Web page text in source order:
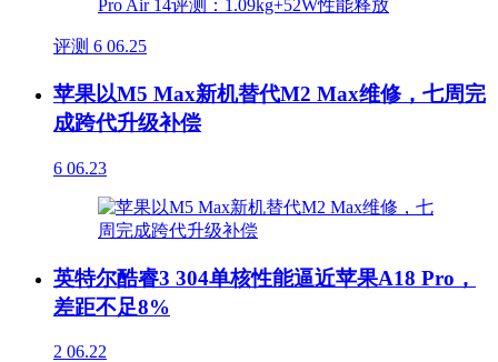
评测 6 06.25
苹果以M5 Max新机替代M2 Max维修，七周完
成跨代升级补偿
6 06.23
英特尔酷睿3 304单核性能逼近苹果A18 Pro，
差距不足8%
2 06.22